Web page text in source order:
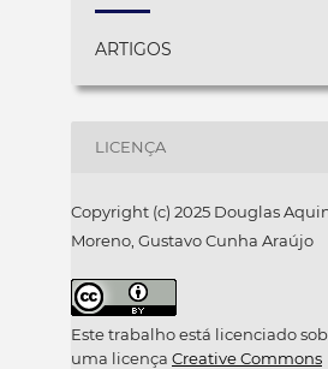
ARTIGOS
LICENÇA
Copyright (c) 2025 Douglas
Moreno, Gustavo Cunha Araújo
Este trabalho está licenciado sob
uma licença Creative Commons